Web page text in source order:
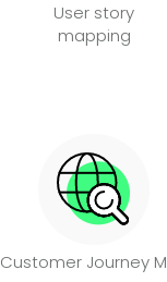
User story
mapping
Customer Journey